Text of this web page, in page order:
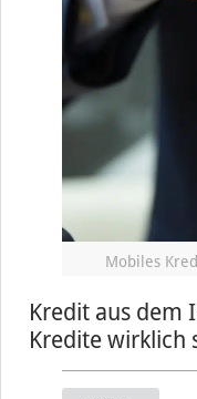
Mobiles
Kredit aus dem
Kredite wirklich